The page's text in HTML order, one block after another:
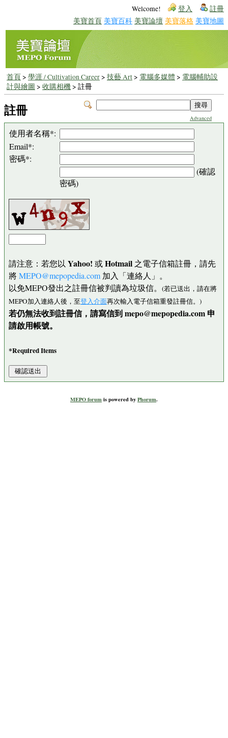
Welcome! 登入 註冊
美寶首頁 美寶百科 美寶論壇 美寶落格 美寶地圖
首頁> 學涯 / Cultivation Career> 技藝 Art> 電腦多媒體 > 電腦輔助設
計與繪圖 > 收購相機> 註冊
Advanced
註冊
使用者名稱*:
Email*:
密碼*:
(確認
密碼)
請注意：若您以 Yahoo! 或Hotmail 之電子信箱註冊，請先
將MEPO@mepopedia.com 加入「連絡人」。
以免MEPO發出之註冊信被判讀為垃圾信。 (若已送出，請在將
MEPO加入連絡人後，至登入介面再次輸入電子信箱重發註冊信。)
若仍無法收到註冊信，請寫信到 mepo@mepopedia.com 申
請啟用帳號。
*Required Items
MEPO forumis powered byPhorum.